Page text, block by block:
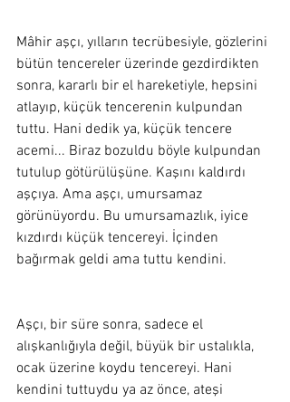
Mâhir aşçı, yılların tecrübesiyle, gözlerini
bütün tencereler üzerinde gezdirdikten
sonra, kararlı bir el hareketiyle, hepsini
atlayıp, küçük tencerenin kulpundan
tuttu. Hani dedik ya, küçük tencere
acemi... Biraz bozuldu böyle kulpundan
tutulup götürülüşüne. Kaşını kaldırdı
aşçıya. Ama aşçı, umursamaz
görünüyordu. Bu umursamazlık, iyice
kızdırdı küçük tencereyi. İçinden
bağırmak geldi ama tuttu kendini.
Aşçı, bir süre sonra, sadece el
alışkanlığıyla değil, büyük bir ustalıkla,
ocak üzerine koydu tencereyi. Hani
kendini tuttuydu ya az önce, ateşi